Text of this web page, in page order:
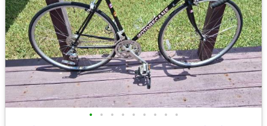
• • • • • • • • •